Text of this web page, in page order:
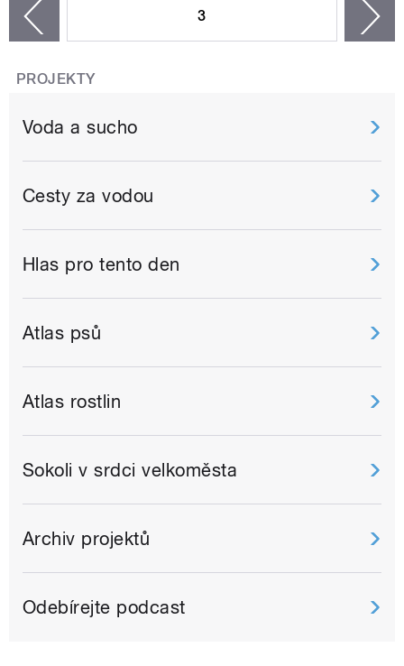
3
PROJEKTY
Voda a sucho
Cesty za vodou
Hlas pro tento den
Atlas psů
Atlas rostlin
Sokoli v srdci velkoměsta
Archiv projektů
Odebírejte podcast